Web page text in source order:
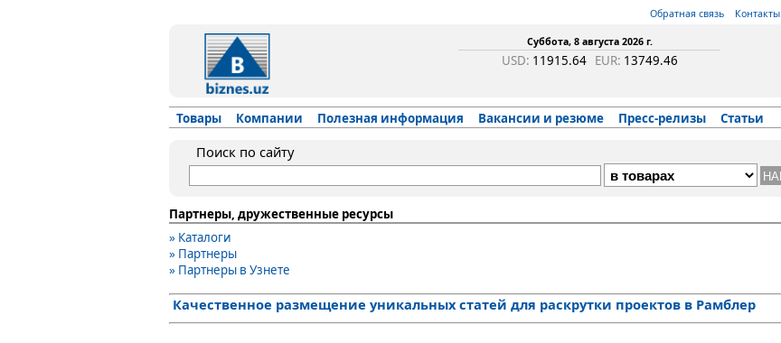
Контакты
Обратная связь
Суббота, 8 августа 2026 г.
USD: 11915.64 EUR: 13749.46
Товары Компании Полезная информация Вакансии и резюме Пресс-релизы Статьи
Поиск по сайту
Партнеры, дружественные ресурсы
» Каталоги
» Партнеры
» Партнеры в Узнете
Качественное размещение уникальных статей для раскрутки проектов в Рамблер